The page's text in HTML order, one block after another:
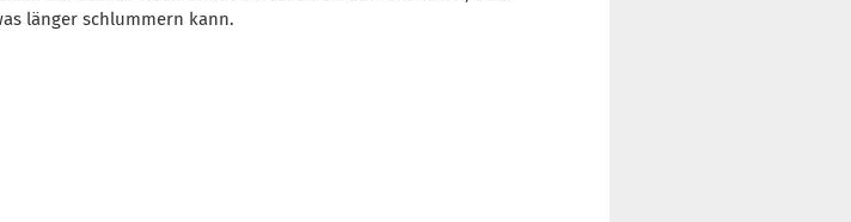
länger schlummern kann.